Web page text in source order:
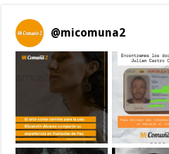
@micomuna2